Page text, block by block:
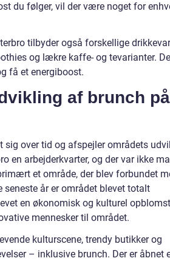
du følger, vil der være noget for
tilbyder også forskellige
og lækre kaffe- og tevarianter.
få et energiboost.
af brunch på
sig over tid og afspejler områdets
en arbejderkvarter, og der var ikke
et område, der blev forbundet
år er området blevet totalt
en økonomisk og kulturel
mennesker til området.
kulturscene, trendy butikker og
– inklusive brunch. Der er åbnet